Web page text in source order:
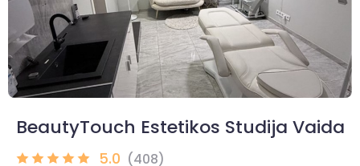
BeautyTouch Estetikos Studija Vaida
5.0 (408)